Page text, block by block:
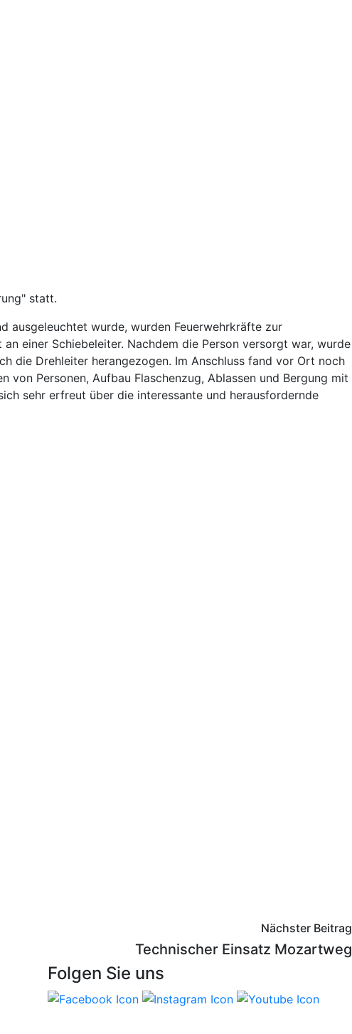
statt.
ausgeleuchtet wurde, wurden Feuerwehrkräfte zur
einer Schiebeleiter. Nachdem die Person versorgt war, wurde
die Drehleiter herangezogen. Im Anschluss fand vor Ort noch
Personen, Aufbau Flaschenzug, Ablassen und Bergung mit
sehr erfreut über die interessante und herausfordernde
Nächster Beitrag
Technischer Einsatz Mozartweg
Folgen Sie uns